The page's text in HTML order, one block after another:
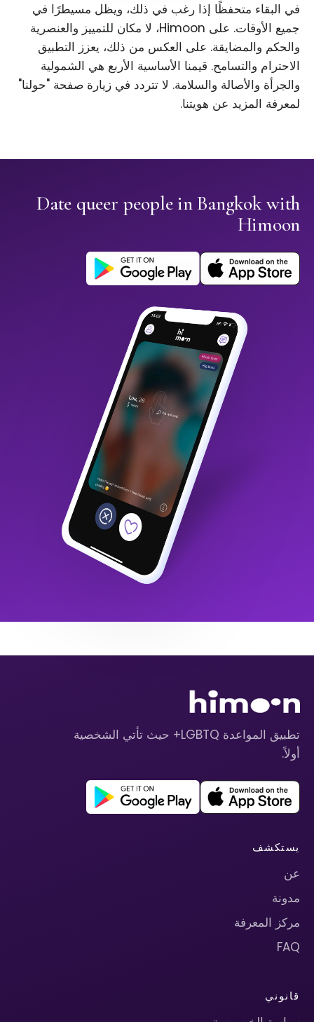
في البقاء متحفظًا إذا رغب في ذلك، ويظل مسيطرًا في
جميع الأوقات. على Himoon، لا مكان للتمييز والعنصرية
والحكم والمضايقة. على العكس من ذلك، يعزز التطبيق
الاحترام والتسامح. قيمنا الأساسية الأربع هي الشمولية
والجرأة والأصالة والسلامة. لا تتردد في زيارة صفحة "حولنا"
لمعرفة المزيد عن هويتنا.
Date queer people in Bangkok with
Himoon
تطبيق المواعدة LGBTQ+ حيث تأتي الشخصية
أولاً.
يستكشف
عن
مدونة
مركز المعرفة
FAQ
قانوني